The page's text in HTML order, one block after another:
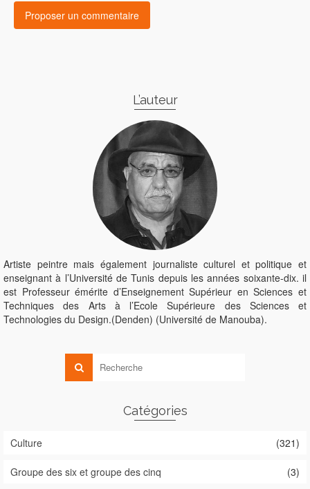
L’auteur
Artiste peintre mais également journaliste culturel et politique et
enseignant à l’Université de Tunis depuis les années soixante-dix. il
est Professeur émérite d’Enseignement Supérieur en Sciences et
Techniques des Arts à l’Ecole Supérieure des Sciences et
Technologies du Design.(Denden) (Université de Manouba).
Catégories
Culture (321)
Groupe des six et groupe des cinq (3)